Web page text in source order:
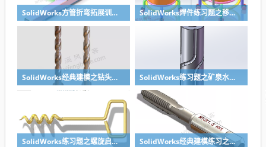
SolidWorks方管折弯拓展训练，你会了吗？ SolidWorks焊件练习题之移动小矮凳，思路对了就不难
SolidWorks经典建模之钻头刀具的绘制，螺纹收尾是关键技巧 SolidWorks练习题之矿泉水瓶的绘制，难度不大主要是顶部螺纹的处理
SolidWorks练习题之螺旋启瓶器，螺旋头是关键 SolidWorks经典建模练习之丝锥攻丝钻头的绘制，常规命令练习